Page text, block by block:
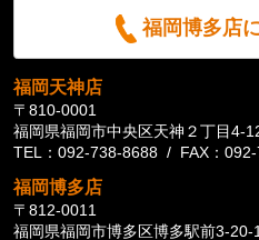
福岡博多店
福岡天神店
〒810-0001
福岡県福岡市中央区天神２丁目4-
TEL：092-738-8688 / FAX：
福岡博多店
〒812-0011
福岡県福岡市博多区博多駅前3-20-